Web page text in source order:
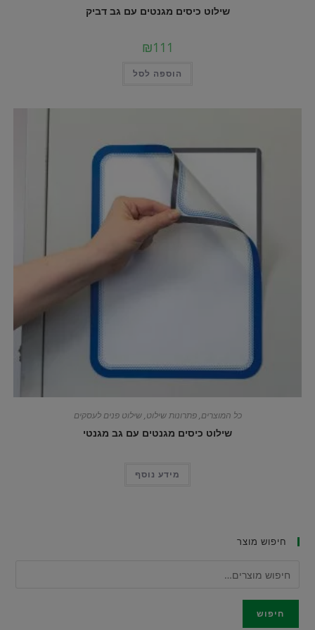
שילוט כיסים מגנטים עם גב דביק
₪111
הוספה לסל
כל המוצרים,פתרונות שילוט,שילוט פנים לעסקים
שילוט כיסים מגנטים עם גב מגנטי
מידע נוסף
חיפוש מוצר
חיפוש